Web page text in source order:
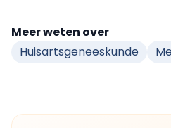
Meer weten over
Huisartsgeneeskunde